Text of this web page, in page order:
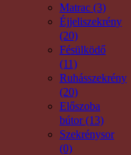
Matrac (3)
Éjjeliszekrény
(20)
Fésülködő
(11)
Ruhásszekrény
(20)
Előszoba
bútor (13)
Szekrénysor
(0)